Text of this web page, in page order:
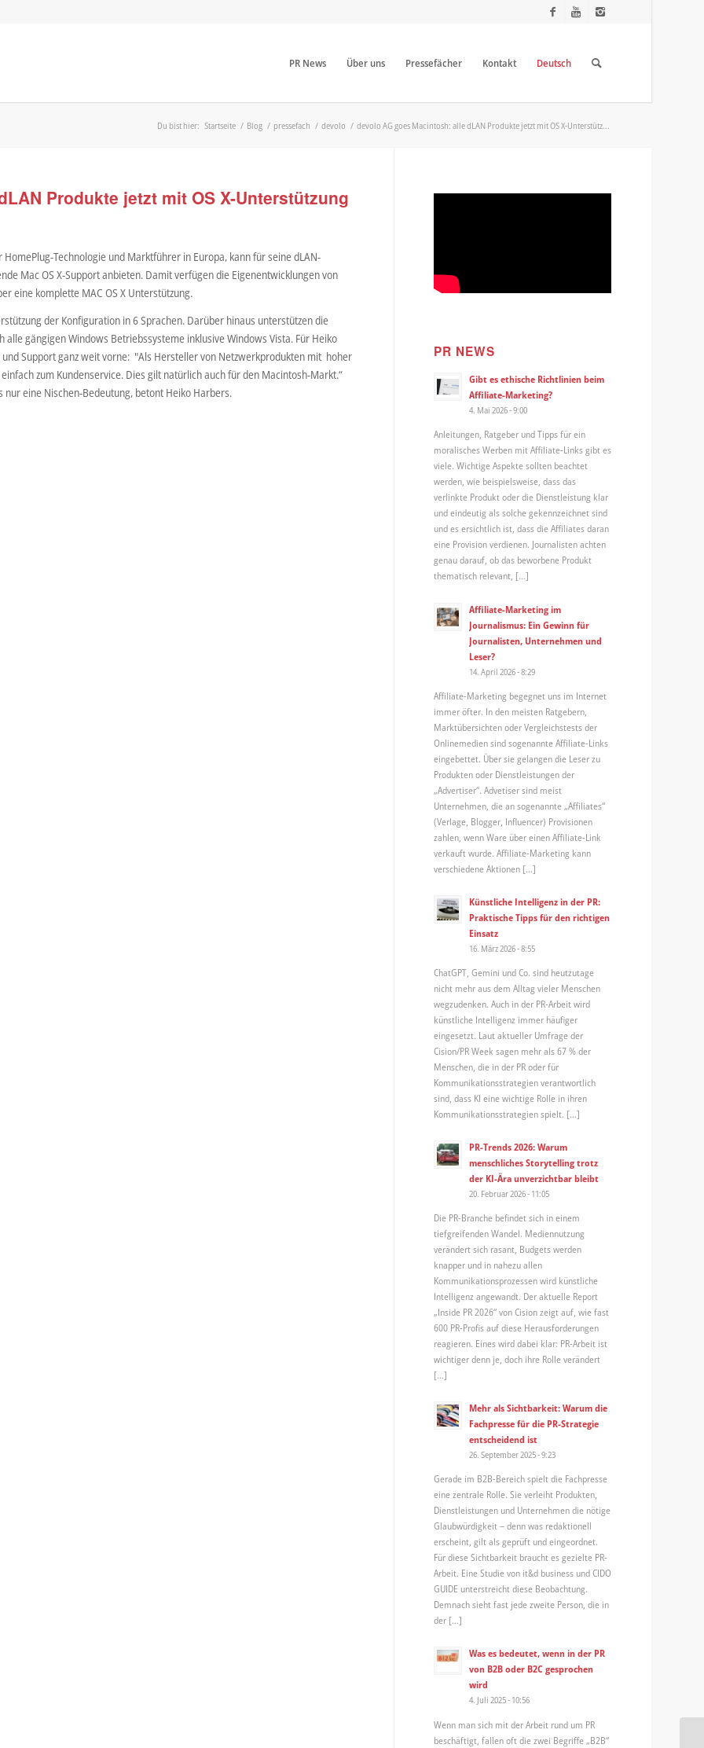
PR News Über uns Pressefächer Kontakt Deutsch
Du bist hier: Startseite / Blog / pressefach / devolo / devolo AG goes Macintosh: alle dLAN Produkte jetzt mit OS X-Unterstütz...
Produkte jetzt mit OS X-Unterstützung
Technologie und Marktführer in Europa, kann für seine dLAN-
Mac OS X-Support anbieten. Damit verfügen die Eigenentwicklungen von
eine komplette MAC OS X Unterstützung.
der Konfiguration in 6 Sprachen. Darüber hinaus unterstützen die
gängigen Windows Betriebssysteme inklusive Windows Vista. Für Heiko
Support ganz weit vorne: "Als Hersteller von Netzwerkprodukten mit hoher
zum Kundenservice. Dies gilt natürlich auch für den Macintosh-Markt.“
eine Nischen-Bedeutung, betont Heiko Harbers.
PR NEWS
Gibt es ethische Richtlinien beim
Affiliate-Marketing?
4. Mai 2026 - 9:00
Anleitungen, Ratgeber und Tipps für ein
moralisches Werben mit Affiliate-Links gibt es
viele. Wichtige Aspekte sollten beachtet
werden, wie beispielsweise, dass das
verlinkte Produkt oder die Dienstleistung klar
und eindeutig als solche gekennzeichnet sind
und es ersichtlich ist, dass die Affiliates daran
eine Provision verdienen. Journalisten achten
genau darauf, ob das beworbene Produkt
thematisch relevant, […]
Affiliate-Marketing im
Journalismus: Ein Gewinn für
Journalisten, Unternehmen und
Leser?
14. April 2026 - 8:29
Affiliate-Marketing begegnet uns im Internet
immer öfter. In den meisten Ratgebern,
Marktübersichten oder Vergleichstests der
Onlinemedien sind sogenannte Affiliate-Links
eingebettet. Über sie gelangen die Leser zu
Produkten oder Dienstleistungen der
„Advertiser“. Advetiser sind meist
Unternehmen, die an sogenannte „Affiliates“
(Verlage, Blogger, Influencer) Provisionen
zahlen, wenn Ware über einen Affiliate-Link
verkauft wurde. Affiliate-Marketing kann
verschiedene Aktionen […]
Künstliche Intelligenz in der PR:
Praktische Tipps für den richtigen
Einsatz
16. März 2026 - 8:55
ChatGPT, Gemini und Co. sind heutzutage
nicht mehr aus dem Alltag vieler Menschen
wegzudenken. Auch in der PR-Arbeit wird
künstliche Intelligenz immer häufiger
eingesetzt. Laut aktueller Umfrage der
Cision/PR Week sagen mehr als 67 % der
Menschen, die in der PR oder für
Kommunikationsstrategien verantwortlich
sind, dass KI eine wichtige Rolle in ihren
Kommunikationsstrategien spielt. […]
PR-Trends 2026: Warum
menschliches Storytelling trotz
der KI-Ära unverzichtbar bleibt
20. Februar 2026 - 11:05
Die PR-Branche befindet sich in einem
tiefgreifenden Wandel. Mediennutzung
verändert sich rasant, Budgets werden
knapper und in nahezu allen
Kommunikationsprozessen wird künstliche
Intelligenz angewandt. Der aktuelle Report
„Inside PR 2026“ von Cision zeigt auf, wie fast
600 PR-Profis auf diese Herausforderungen
reagieren. Eines wird dabei klar: PR-Arbeit ist
wichtiger denn je, doch ihre Rolle verändert
[…]
Mehr als Sichtbarkeit: Warum die
Fachpresse für die PR-Strategie
entscheidend ist
26. September 2025 - 9:23
Gerade im B2B-Bereich spielt die Fachpresse
eine zentrale Rolle. Sie verleiht Produkten,
Dienstleistungen und Unternehmen die nötige
Glaubwürdigkeit – denn was redaktionell
erscheint, gilt als geprüft und eingeordnet.
Für diese Sichtbarkeit braucht es gezielte PR-
Arbeit. Eine Studie von it&d business und CIDO
GUIDE unterstreicht diese Beobachtung.
Demnach sieht fast jede zweite Person, die in
der […]
Was es bedeutet, wenn in der PR
von B2B oder B2C gesprochen
wird
4. Juli 2025 - 10:56
Wenn man sich mit der Arbeit rund um PR
beschäftigt, fallen oft die zwei Begriffe „B2B“